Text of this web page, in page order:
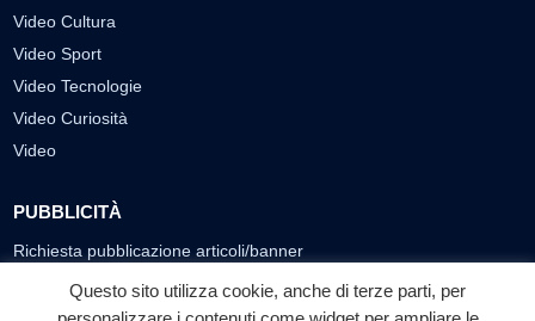
Video Cultura
Video Sport
Video Tecnologie
Video Curiosità
Video
PUBBLICITÀ
Richiesta pubblicazione articoli/banner
SEGUICI SUI SOCIAL
Questo sito utilizza cookie, anche di terze parti, per